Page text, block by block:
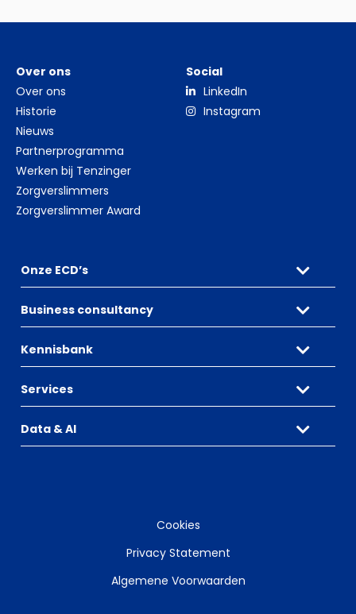
Over ons
Over ons
Historie
Nieuws
Partnerprogramma
Werken bij Tenzinger
Zorgverslimmers
Zorgverslimmer Award
Social
LinkedIn
Instagram
Onze ECD’s
Business consultancy
Kennisbank
Services
Data & AI
Cookies
Privacy Statement
Algemene Voorwaarden